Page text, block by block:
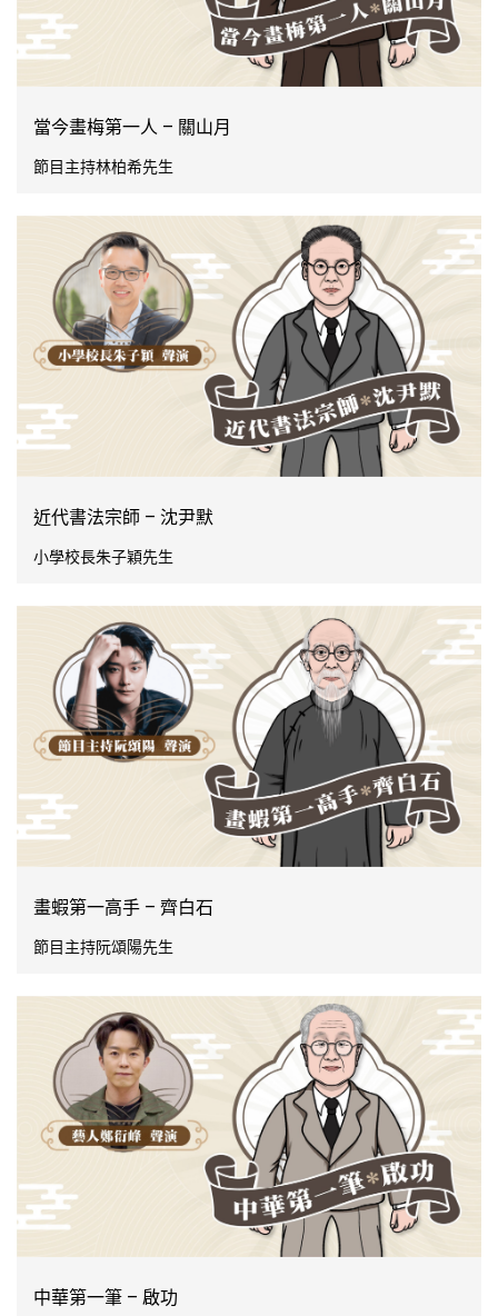
當今畫梅第一人 – 關山月
節目主持林柏希先生
近代書法宗師 – 沈尹默
小學校長朱子穎先生
畫蝦第一高手 – 齊白石
節目主持阮頌陽先生
中華第一筆 – 啟功